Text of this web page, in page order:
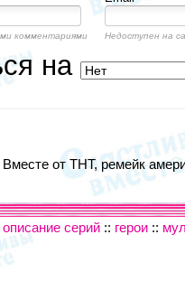
комментариями Недоступен на
на
от ТНТ, ремейк
описание серий :: герои ::